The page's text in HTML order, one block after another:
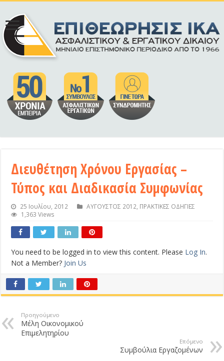
Διευθέτηση Χρόνου Εργασίας –
Τύπος και Διαδικασία Συμφωνίας
25 Ιουλίου, 2012 ΑΥΓΟΥΣΤΟΣ 2012, ΠΡΑΚΤΙΚΕΣ ΟΔΗΓΙΕΣ
1,363 Views
You need to be logged in to view this content. Please Log In.
Not a Member? Join Us
Προηγούμενο
Μέλη Οικονομικού
Επιμελητηρίου
Επόμενο
Συμβούλια Εργαζομένων